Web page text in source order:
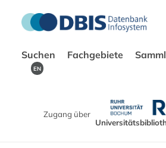
Suchen Fachgebiete
EN
Zugang über